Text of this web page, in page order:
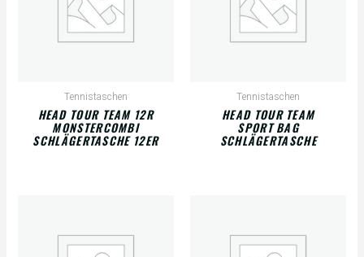
Tennistaschen
HEAD TOUR TEAM 12R
MONSTERCOMBI
SCHLÄGERTASCHE 12ER
Tennistaschen
HEAD TOUR TEAM
SPORT BAG
SCHLÄGERTASCHE